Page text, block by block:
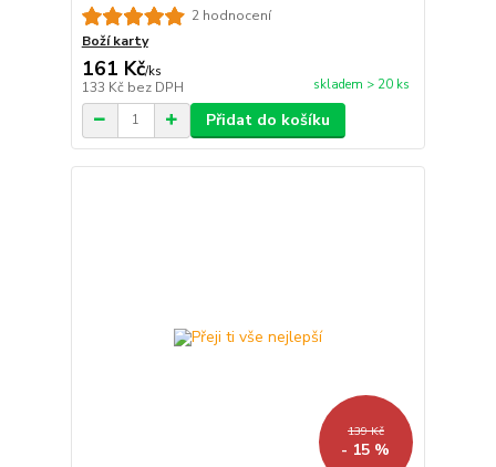
2 hodnocení
Boží karty
161 Kč/ks
133 Kč bez DPH skladem > 20 ks
Přidat do košíku
139 Kč
- 15 %